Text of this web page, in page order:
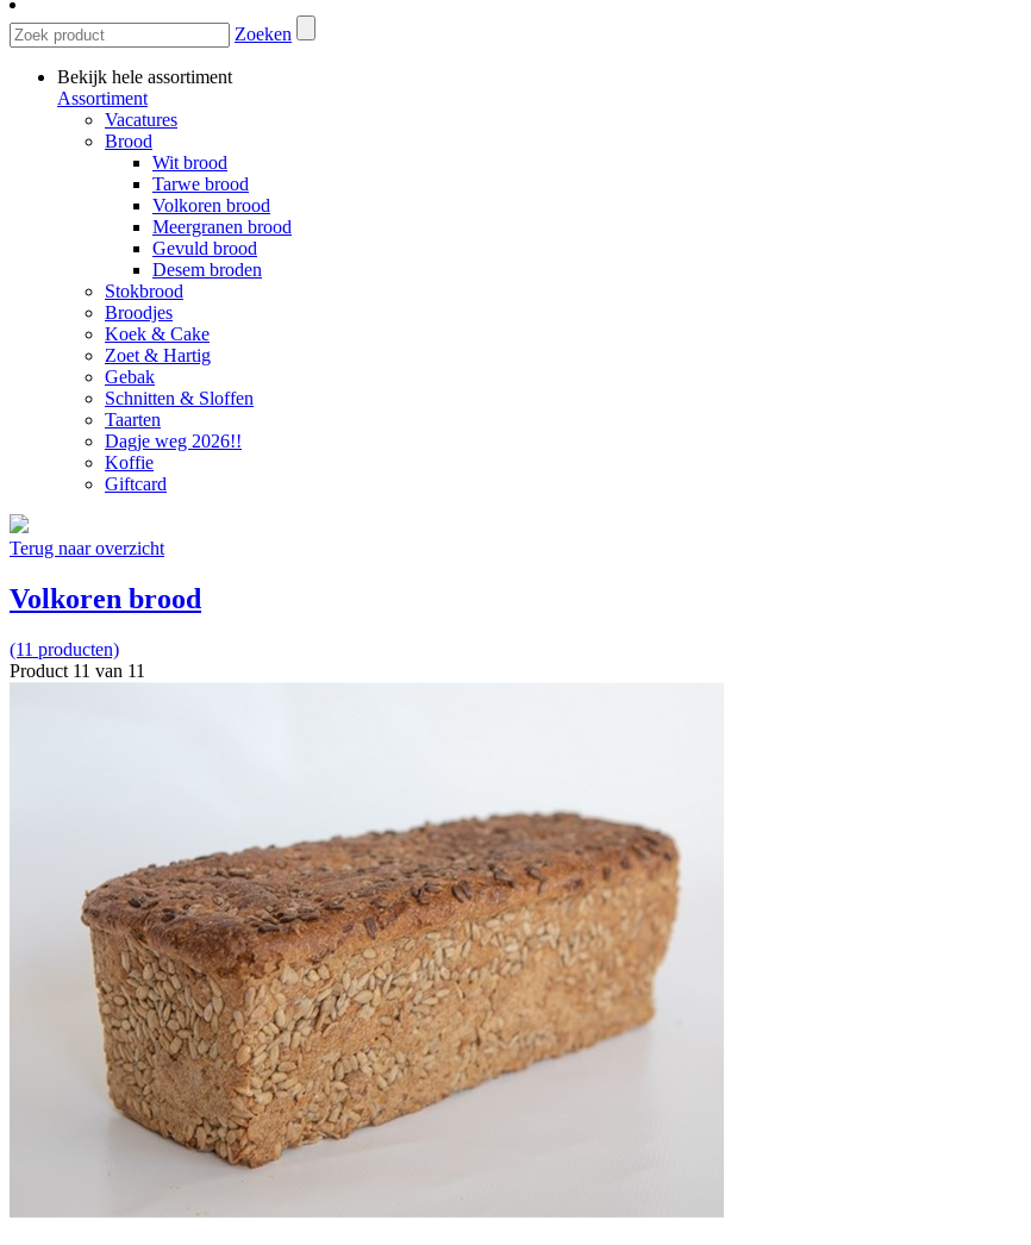
Zoeken
Bekijk hele assortiment
Assortiment
Vacatures
Brood
Wit brood
Tarwe brood
Volkoren brood
Meergranen brood
Gevuld brood
Desem broden
Stokbrood
Broodjes
Koek & Cake
Zoet & Hartig
Gebak
Schnitten & Sloffen
Taarten
Dagje weg 2026!!
Koffie
Giftcard
Terug naar overzicht
Volkoren brood
(11 producten)
Product 11 van 11